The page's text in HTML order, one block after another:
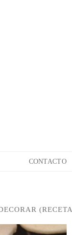
CONTACTO
(RECETA